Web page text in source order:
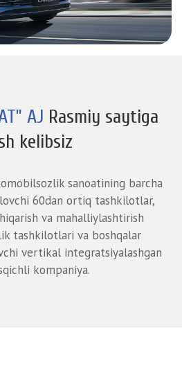
AJ Rasmiy saytiga
kelibsiz
sanoatining barcha
60dan ortiq tashkilotlar,
va mahalliylashtirish
tashkilotlari va boshqalar
vertikal integratsiyalashgan
kompaniya.